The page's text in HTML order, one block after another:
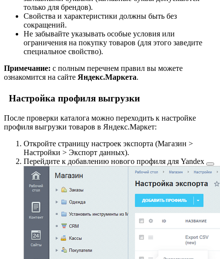
только для брендов).
Свойства и характеристики должны быть без
сокращений.
Не забывайте указывать особые условия или
ограничения на покупку товаров (для этого заведите
специальное свойство).
Примечание: с полным перечнем правил вы можете
ознакомится на сайте Яндекс.Маркета.
Настройка профиля выгрузки
После проверки каталога можно переходить к настройке
профиля выгрузки товаров в Яндекс.Маркет:
Откройте страницу настроек экспорта (Магазин >
Настройки > Экспорт данных).
Перейдите к добавлению нового профиля для Yandex